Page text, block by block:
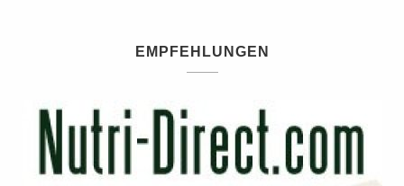
EMPFEHLUNGEN